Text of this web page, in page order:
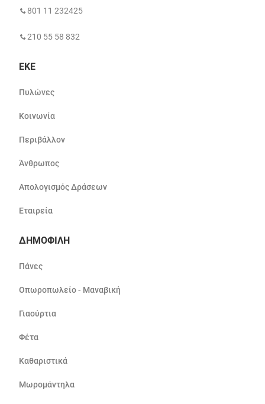
801 11 232425
210 55 58 832
ΕΚΕ
Πυλώνες
Κοινωνία
Περιβάλλον
Άνθρωπος
Απολογισμός Δράσεων
Εταιρεία
ΔΗΜΟΦΙΛΗ
Πάνες
Οπωροπωλείο - Μαναβική
Γιαούρτια
Φέτα
Καθαριστικά
Μωρομάντηλα